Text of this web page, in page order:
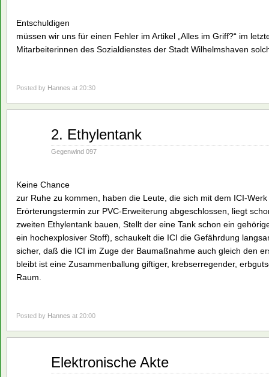
Entschuldigen
müssen wir uns für einen Fehler im Artikel „Alles im Griff?“ im
Mitarbeiterinnen des Sozialdienstes der Stadt Wilhelmshaven
Posted by Hannes at 20:30
2. Ethylentank
Gegenwind 097
Keine Chance
zur Ruhe zu kommen, haben die Leute, die sich mit dem ICI-
Erörterungstermin zur PVC-Erweiterung abgeschlossen, liegt
zweiten Ethylentank bauen, Stellt der eine Tank schon ein
ein hochexplosiver Stoff), schaukelt die ICI die Gefährdung
sicher, daß die ICI im Zuge der Baumaßnahme auch gleich den
bleibt ist eine Zusammenballung giftiger, krebserregender,
Raum.
Posted by Hannes at 20:00
Elektronische Akte